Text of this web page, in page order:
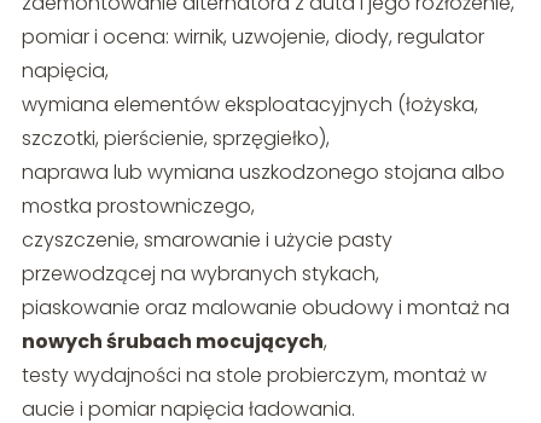
pomiar i ocena: wirnik, uzwojenie, diody, regulator
napięcia,
wymiana elementów eksploatacyjnych (łożyska,
szczotki, pierścienie, sprzęgiełko),
naprawa lub wymiana uszkodzonego stojana albo
mostka prostowniczego,
czyszczenie, smarowanie i użycie pasty
przewodzącej na wybranych stykach,
piaskowanie oraz malowanie obudowy i montaż na
nowych śrubach mocujących,
testy wydajności na stole probierczym, montaż w
aucie i pomiar napięcia ładowania.